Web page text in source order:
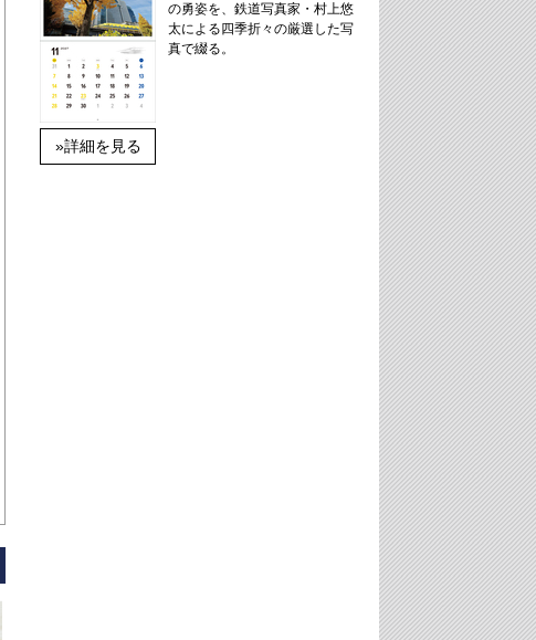
»詳細を見る
の勇姿を、鉄道写真家・村上悠
太による四季折々の厳選した写
真で綴る。